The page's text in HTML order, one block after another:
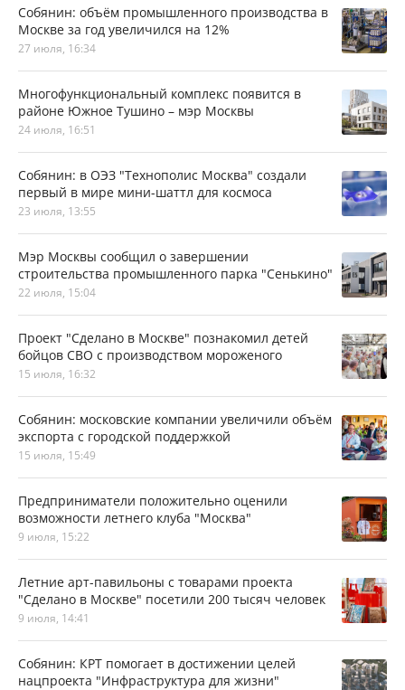
Собянин: объём промышленного производства в
Москве за год увеличился на 12%
27 июля, 16:34
Многофункциональный комплекс появится в
районе Южное Тушино – мэр Москвы
24 июля, 16:51
Собянин: в ОЭЗ "Технополис Москва" создали
первый в мире мини-шаттл для космоса
23 июля, 13:55
Мэр Москвы сообщил о завершении
строительства промышленного парка "Сенькино"
22 июля, 15:04
Проект "Сделано в Москве" познакомил детей
бойцов СВО с производством мороженого
15 июля, 16:32
Собянин: московские компании увеличили объём
экспорта с городской поддержкой
15 июля, 15:49
Предприниматели положительно оценили
возможности летнего клуба "Москва"
9 июля, 15:22
Летние арт-павильоны с товарами проекта
"Сделано в Москве" посетили 200 тысяч человек
9 июля, 14:41
Собянин: КРТ помогает в достижении целей
нацпроекта "Инфраструктура для жизни"